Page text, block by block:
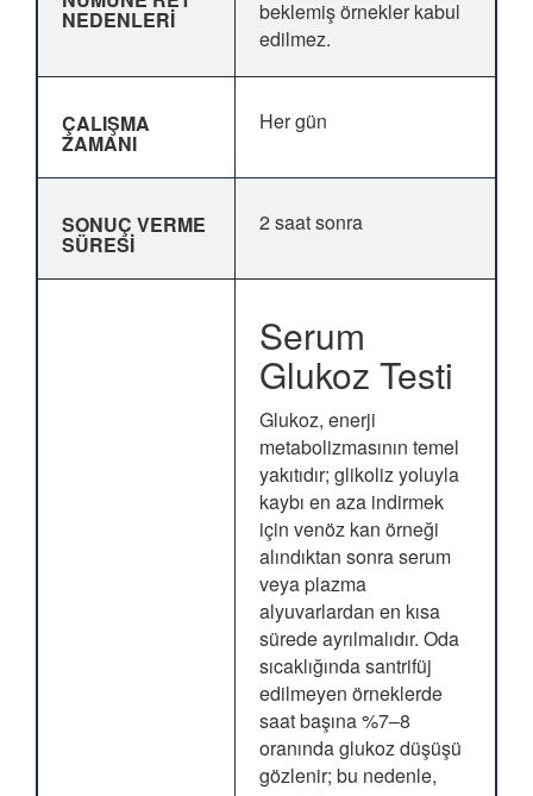
NEDENLERİ
beklemiş örnekler kabul
edilmez.
ÇALIŞMA
ZAMANI
Her gün
SONUÇ VERME
SÜRESİ
2 saat sonra
Serum
Glukoz Testi
Glukoz, enerji
metabolizmasının temel
yakıtıdır; glikoliz yoluyla
kaybı en aza indirmek
için venöz kan örneği
alındıktan sonra serum
veya plazma
alyuvarlardan en kısa
sürede ayrılmalıdır. Oda
sıcaklığında santrifüj
edilmeyen örneklerde
saat başına %7–8
oranında glukoz düşüşü
gözlenir; bu nedenle,